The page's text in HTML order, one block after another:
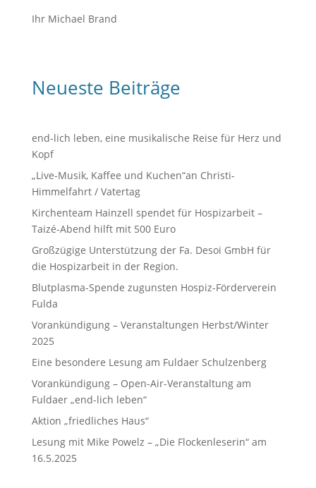
Ihr Michael Brand
Neueste Beiträge
end-lich leben, eine musikalische Reise für Herz und
Kopf
„Live-Musik, Kaffee und Kuchen“an Christi-
Himmelfahrt / Vatertag
Kirchenteam Hainzell spendet für Hospizarbeit –
Taizé-Abend hilft mit 500 Euro
Großzügige Unterstützung der Fa. Desoi GmbH für
die Hospizarbeit in der Region.
Blutplasma-Spende zugunsten Hospiz-Förderverein
Fulda
Vorankündigung – Veranstaltungen Herbst/Winter
2025
Eine besondere Lesung am Fuldaer Schulzenberg
Vorankündigung – Open-Air-Veranstaltung am
Fuldaer „end-lich leben“
Aktion „friedliches Haus“
Lesung mit Mike Powelz – „Die Flockenleserin“ am
16.5.2025